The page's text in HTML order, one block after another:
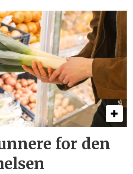
for den